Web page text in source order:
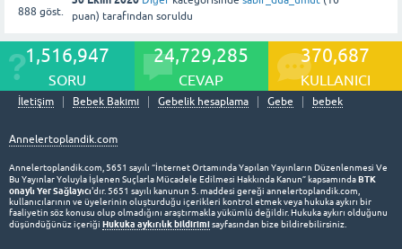
888 göst.
puan) tarafından soruldu
1,516,947
SORU
24,729,285
CEVAP
370,687
KULLANICI
İletişim Bebek Bakımı Gebelik hesaplama Gebe bebek
Annelertoplandik.com
Annelertoplandik.com, 5651 sayılı “İnternet Ortamında Yapılan Yayınların Düzenlenmesi Ve
Bu Yayınlar Yoluyla İşlenen Suçlarla Mücadele Edilmesi Hakkında Kanun” kapsamındaBTK
onaylı Yer Sağlayıcı'dır. 5651 sayılı kanunun 5. maddesi gereği annelertoplandik.com,
kullanıcılarının ve üyelerinin oluşturduğu içerikleri kontrol etmek veya hukuka aykırı bir
faaliyetin söz konusu olup olmadığını araştırmakla yükümlü değildir. Hukuka aykırı olduğunu
düşündüğünüz içeriği Hukuka aykırılık bildirimisayfasından bize bildirebilirsiniz.